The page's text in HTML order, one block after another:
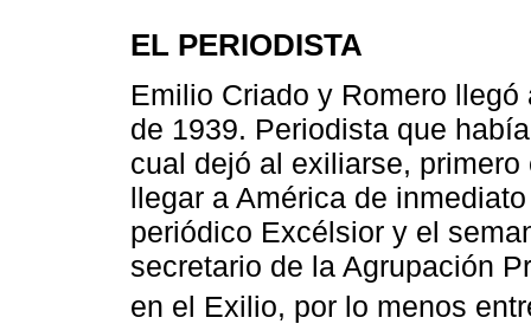
EL PERIODISTA
Emilio Criado y Romero
de 1939. Periodista que
cual dejó al exiliarse,
llegar a América de
periódico Excélsior y el
secretario de la Agrupación
en el Exilio, por lo menos